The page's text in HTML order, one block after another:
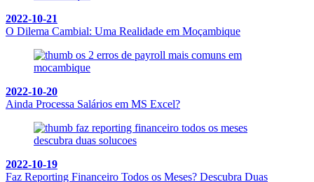
2022-10-21
O Dilema Cambial: Uma Realidade em Moçambique
2022-10-20
Ainda Processa Salários em MS Excel?
2022-10-19
Faz Reporting Financeiro Todos os Meses? Descubra Duas